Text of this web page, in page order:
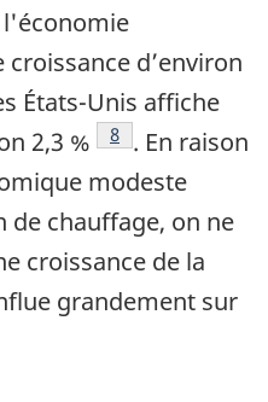
l'économie
d’environ
États-Unis affiche
2,3 %
Note de bas de
8 . En raison
modeste
de chauffage, on ne
croissance de la
grandement sur